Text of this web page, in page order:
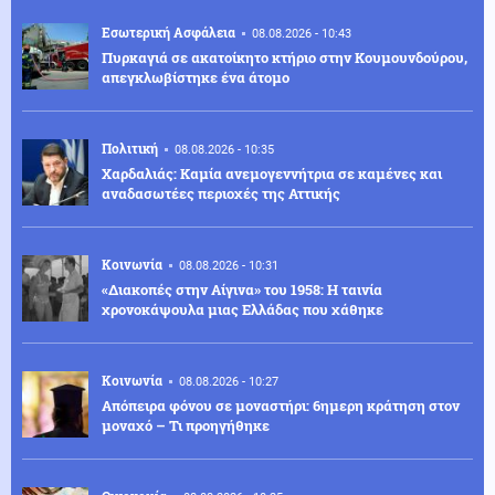
Εσωτερική Ασφάλεια 08.08.2026 - 10:43
Πυρκαγιά σε ακατοίκητο κτήριο στην Κουμουνδούρου,
απεγκλωβίστηκε ένα άτομο
Πολιτική 08.08.2026 - 10:35
Χαρδαλιάς: Καμία ανεμογεννήτρια σε καμένες και
αναδασωτέες περιοχές της Αττικής
Κοινωνία 08.08.2026 - 10:31
«Διακοπές στην Αίγινα» του 1958: Η ταινία
χρονοκάψουλα μιας Ελλάδας που χάθηκε
Κοινωνία 08.08.2026 - 10:27
Απόπειρα φόνου σε μοναστήρι: 6ημερη κράτηση στον
μοναχό – Τι προηγήθηκε